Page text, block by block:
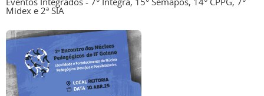
Midex e 2ª SIA